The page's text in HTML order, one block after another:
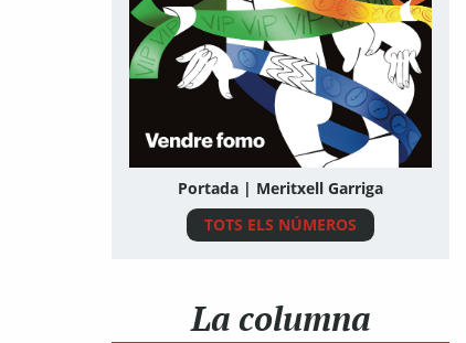
Portada | Meritxell Garriga
TOTS ELS NÚMEROS
La columna